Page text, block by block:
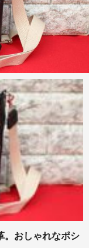
。おしゃれなポシ